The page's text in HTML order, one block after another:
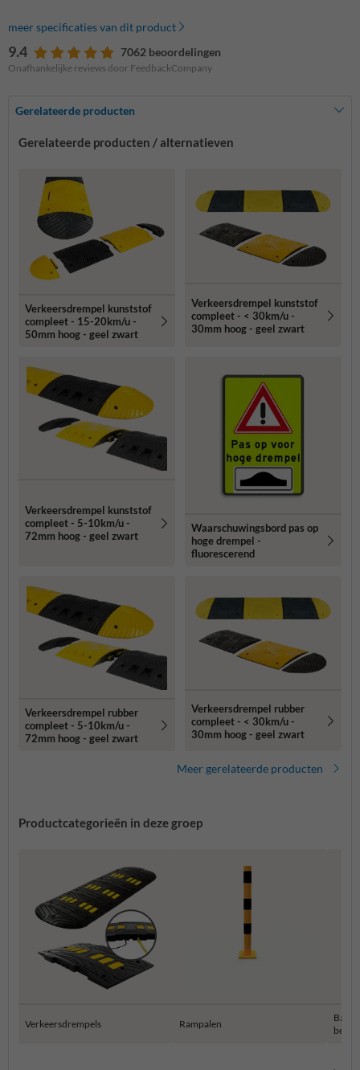
meer specificaties van dit product
9.4 7062 beoordelingen
Onafhankelijke reviews door FeedbackCompany
Gerelateerde producten
Gerelateerde producten / alternatieven
Verkeersdrempel kunststof
compleet - 15-20km/u -
50mm hoog - geel zwart
Verkeersdrempel kunststof
compleet - < 30km/u -
30mm hoog - geel zwart
Verkeersdrempel kunststof
compleet - 5-10km/u -
72mm hoog - geel zwart
Waarschuwingsbord pas op
hoge drempel -
fluorescerend
Verkeersdrempel rubber
compleet - 5-10km/u -
72mm hoog - geel zwart
Verkeersdrempel rubber
compleet - < 30km/u -
30mm hoog - geel zwart
Meer gerelateerde producten
Productcategorieën in deze groep
Verkeersdrempels Rampalen